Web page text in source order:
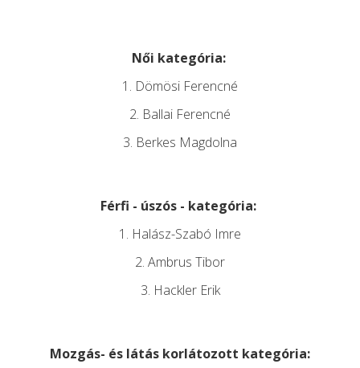
Női kategória:
1. Dömösi Ferencné
2. Ballai Ferencné
3. Berkes Magdolna
Férfi - úszós - kategória:
1. Halász-Szabó Imre
2. Ambrus Tibor
3. Hackler Erik
Mozgás- és látás korlátozott kategória: